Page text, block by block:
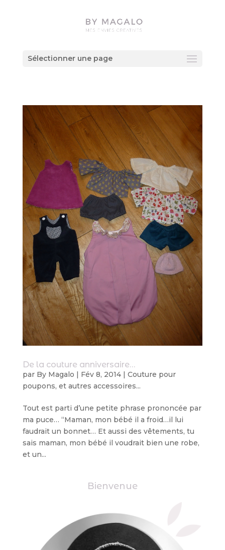
Sélectionner une page
De la couture anniversaire…
par By Magalo | Fév 8, 2014| Couture pour
poupons, et autres accessoires...
Tout est parti d’une petite phrase prononcée par
ma puce… “Maman, mon bébé il a froid…il lui
faudrait un bonnet… Et aussi des vêtements, tu
sais maman, mon bébé il voudrait bien une robe,
et un...
Bienvenue